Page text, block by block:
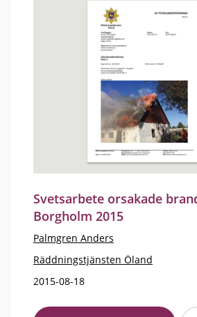
Svetsarbete orsakade
Borgholm 2015
Palmgren Anders
Räddningstjänsten Öland
2015-08-18